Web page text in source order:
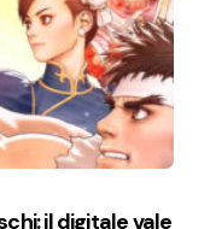
il digitale vale